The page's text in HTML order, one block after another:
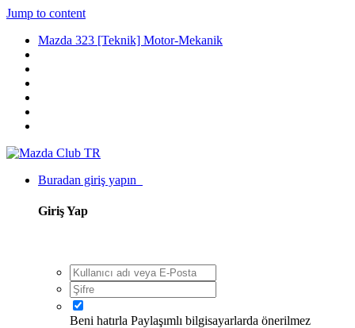
Jump to content
Mazda 323 [Teknik] Motor-Mekanik
Buradan giriş yapın
Giriş Yap
Beni hatırla Paylaşımlı bilgisayarlarda önerilmez